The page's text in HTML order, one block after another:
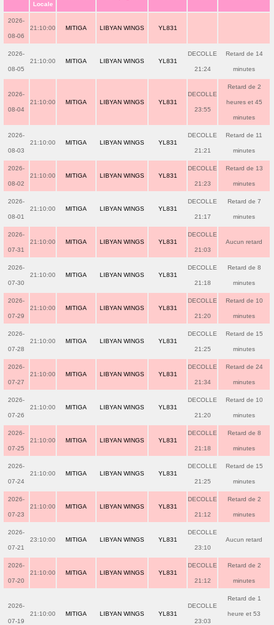
Locale
2026-
08-06
21:10:00 MITIGA LIBYAN WINGS YL831
2026-
08-05
21:10:00 MITIGA LIBYAN WINGS YL831
DECOLLE
21:24
Retard de 14
minutes
2026-
08-04
21:10:00 MITIGA LIBYAN WINGS YL831
DECOLLE
23:55
Retard de 2
heures et 45
minutes
2026-
08-03
21:10:00 MITIGA LIBYAN WINGS YL831
DECOLLE
21:21
Retard de 11
minutes
2026-
08-02
21:10:00 MITIGA LIBYAN WINGS YL831
DECOLLE
21:23
Retard de 13
minutes
2026-
08-01
21:10:00 MITIGA LIBYAN WINGS YL831
DECOLLE
21:17
Retard de 7
minutes
2026-
07-31
21:10:00 MITIGA LIBYAN WINGS YL831
DECOLLE
21:03
Aucun retard
2026-
07-30
21:10:00 MITIGA LIBYAN WINGS YL831
DECOLLE
21:18
Retard de 8
minutes
2026-
07-29
21:10:00 MITIGA LIBYAN WINGS YL831
DECOLLE
21:20
Retard de 10
minutes
2026-
07-28
21:10:00 MITIGA LIBYAN WINGS YL831
DECOLLE
21:25
Retard de 15
minutes
2026-
07-27
21:10:00 MITIGA LIBYAN WINGS YL831
DECOLLE
21:34
Retard de 24
minutes
2026-
07-26
21:10:00 MITIGA LIBYAN WINGS YL831
DECOLLE
21:20
Retard de 10
minutes
2026-
07-25
21:10:00 MITIGA LIBYAN WINGS YL831
DECOLLE
21:18
Retard de 8
minutes
2026-
07-24
21:10:00 MITIGA LIBYAN WINGS YL831
DECOLLE
21:25
Retard de 15
minutes
2026-
07-23
21:10:00 MITIGA LIBYAN WINGS YL831
DECOLLE
21:12
Retard de 2
minutes
2026-
07-21
23:10:00 MITIGA LIBYAN WINGS YL831
DECOLLE
23:10
Aucun retard
2026-
07-20
21:10:00 MITIGA LIBYAN WINGS YL831
DECOLLE
21:12
Retard de 2
minutes
2026-
07-19
21:10:00 MITIGA LIBYAN WINGS YL831
DECOLLE
23:03
Retard de 1
heure et 53